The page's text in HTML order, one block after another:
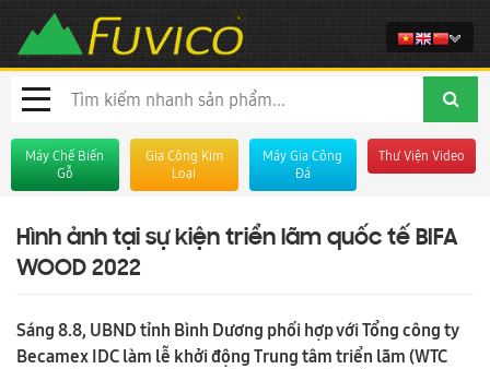
Máy Chế Biến
Gỗ
Gia Công Kim
Loại
Máy Gia Công
Đá
Thư Viện Video
Hình ảnh tại sự kiện triển lãm quốc tế BIFA
WOOD 2022
Sáng 8.8, UBND tỉnh Bình Dương phối hợp với Tổng công ty
Becamex IDC làm lễ khởi động Trung tâm triển lãm (WTC